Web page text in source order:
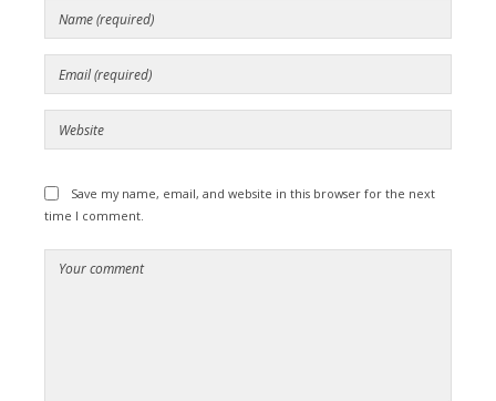
Save my name, email, and website in this browser for the next
time I comment.